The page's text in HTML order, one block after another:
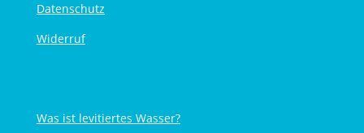
Datenschutz
Widerruf
Was ist levitiertes Wasser?